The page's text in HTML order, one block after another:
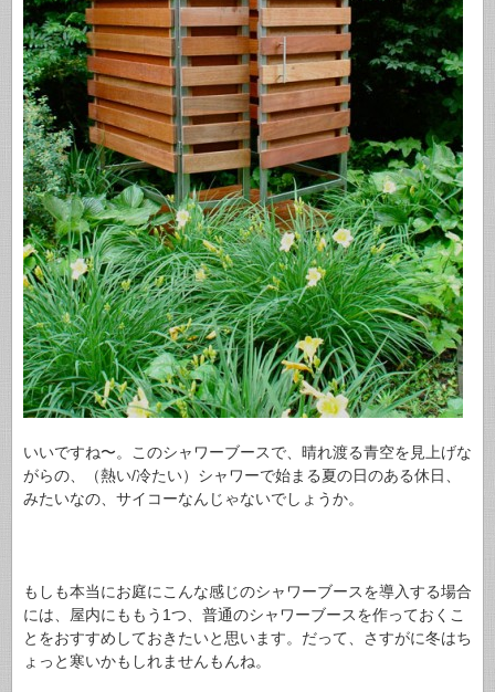
いいですね〜。このシャワーブースで、晴れ渡る青空を見上げな
がらの、（熱い/冷たい）シャワーで始まる夏の日のある休日、
みたいなの、サイコーなんじゃないでしょうか。
もしも本当にお庭にこんな感じのシャワーブースを導入する場合
には、屋内にももう1つ、普通のシャワーブースを作っておくこ
とをおすすめしておきたいと思います。だって、さすがに冬はち
ょっと寒いかもしれませんもんね。